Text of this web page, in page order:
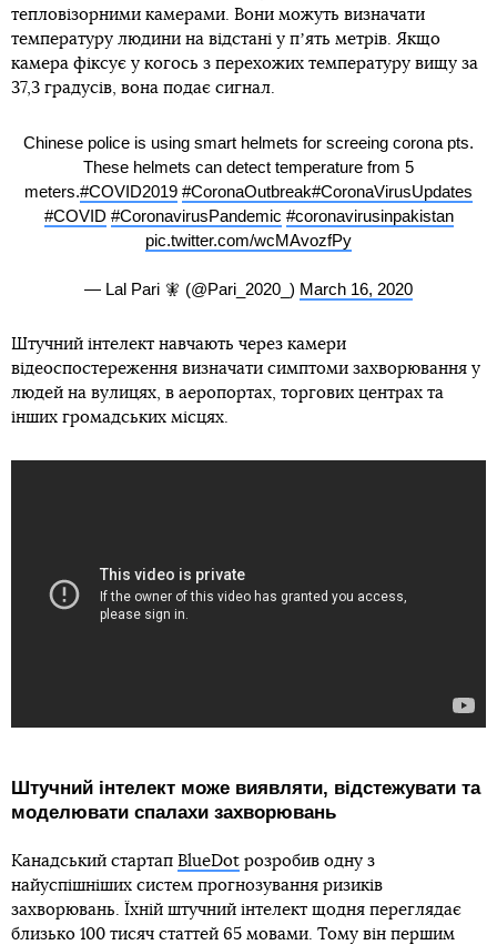
тепловізорними камерами. Вони можуть визначати
температуру людини на відстані у пʼять метрів. Якщо
камера фіксує у когось з перехожих температуру вищу за
37,3 градусів, вона подає сигнал.
Chinese police is using smart helmets for screeing corona pts.
These helmets can detect temperature from 5
meters.#COVID2019 #CoronaOutbreak#CoronaVirusUpdates
#COVID #CoronavirusPandemic #coronavirusinpakistan
pic.twitter.com/wcMAvozfPy
— Lal Pari 🧚 (@Pari_2020_) March 16, 2020
Штучний інтелект навчають через камери
відеоспостереження визначати симптоми захворювання у
людей на вулицях, в аеропортах, торгових центрах та
інших громадських місцях.
Штучний інтелект може виявляти, відстежувати та
моделювати спалахи захворювань
Канадський стартап BlueDot розробив одну з
найуспішніших систем прогнозування ризиків
захворювань. Їхній штучний інтелект щодня переглядає
близько 100 тисяч статтей 65 мовами. Тому він першим